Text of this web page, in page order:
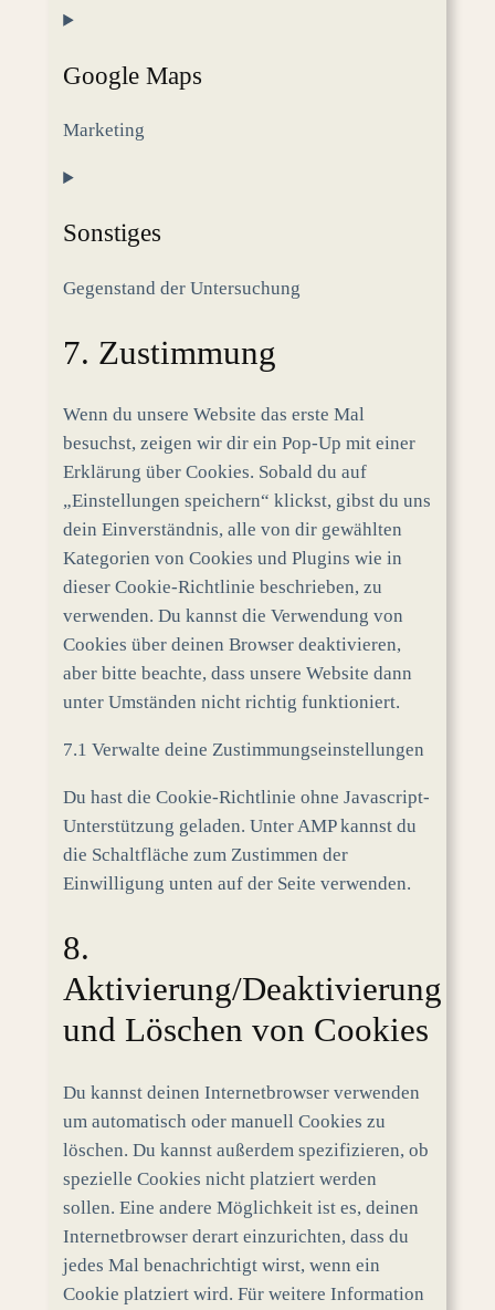
Consent
service
fonts
Google Maps
Marketing
Consent
service
maps
Sonstiges
Gegenstand der Untersuchung
to
sonstiges
7. Zustimmung
Wenn du unsere Website das erste Mal
besuchst, zeigen wir dir ein Pop-Up mit einer
Erklärung über Cookies. Sobald du auf
„Einstellungen speichern“ klickst, gibst du uns
dein Einverständnis, alle von dir gewählten
Kategorien von Cookies und Plugins wie in
dieser Cookie-Richtlinie beschrieben, zu
verwenden. Du kannst die Verwendung von
Cookies über deinen Browser deaktivieren,
aber bitte beachte, dass unsere Website dann
unter Umständen nicht richtig funktioniert.
7.1 Verwalte deine Zustimmungseinstellungen
Du hast die Cookie-Richtlinie ohne Javascript-
Unterstützung geladen. Unter AMP kannst du
die Schaltfläche zum Zustimmen der
Einwilligung unten auf der Seite verwenden.
8.
Aktivierung/Deaktivierung
und Löschen von Cookies
Du kannst deinen Internetbrowser verwenden
um automatisch oder manuell Cookies zu
löschen. Du kannst außerdem spezifizieren, ob
spezielle Cookies nicht platziert werden
sollen. Eine andere Möglichkeit ist es, deinen
Internetbrowser derart einzurichten, dass du
jedes Mal benachrichtigt wirst, wenn ein
Cookie platziert wird. Für weitere Information